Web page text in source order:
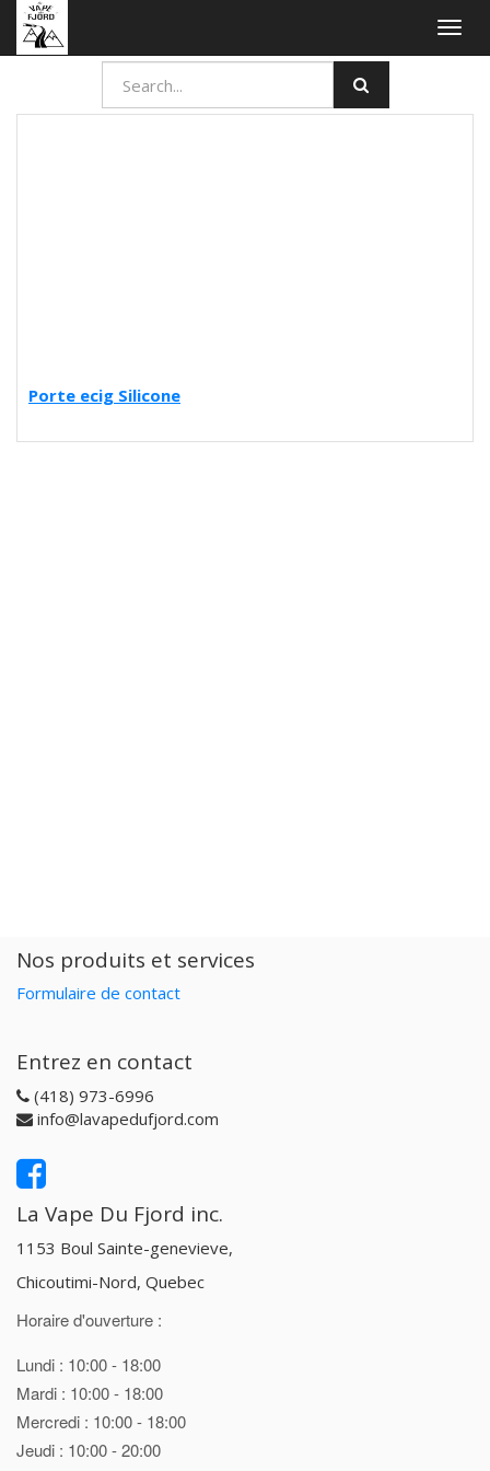
Porte ecig Silicone
Nos produits et services
Formulaire de contact
Entrez en contact
(418) 973-6996
info@lavapedufjord.com
La Vape Du Fjord inc.
1153 Boul Sainte-genevieve,
Chicoutimi-Nord, Quebec
Horaire d'ouverture :
Lundi : 10:00 - 18:00
Mardi : 10:00 - 18:00
Mercredi : 10:00 - 18:00
Jeudi : 10:00 - 20:00